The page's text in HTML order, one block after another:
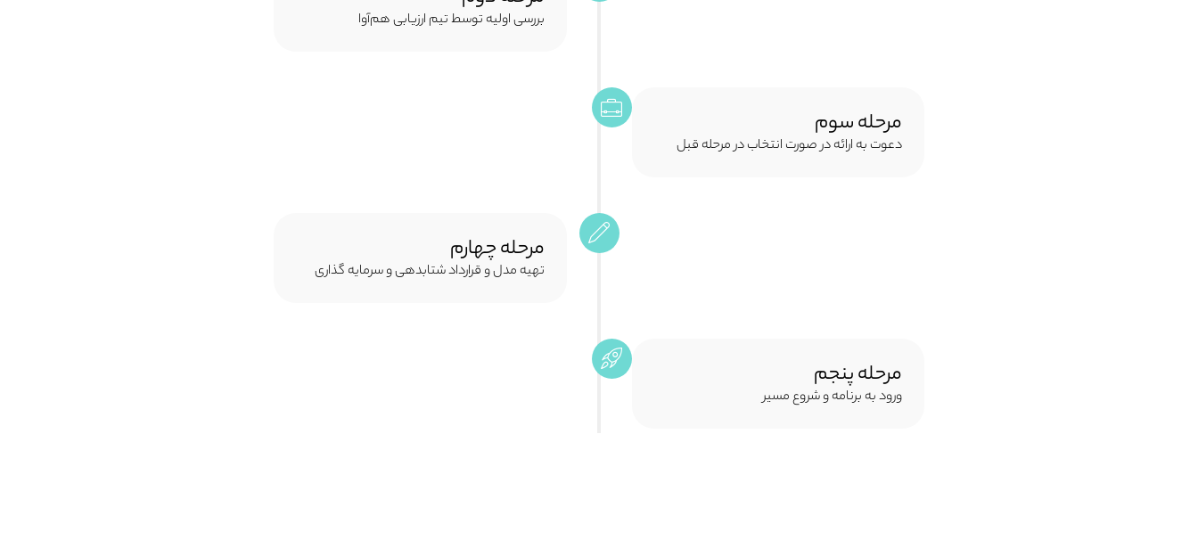
بررسی اولیه توسط تیم ارزیابی هم‌آوا
مرحله سوم
دعوت به ارائه در صورت انتخاب در مرحله قبل
مرحله چهارم
تهیه مدل و قرارداد شتابدهی و سرمایه گذاری
مرحله پنجم
ورود به برنامه و شروع مسیر